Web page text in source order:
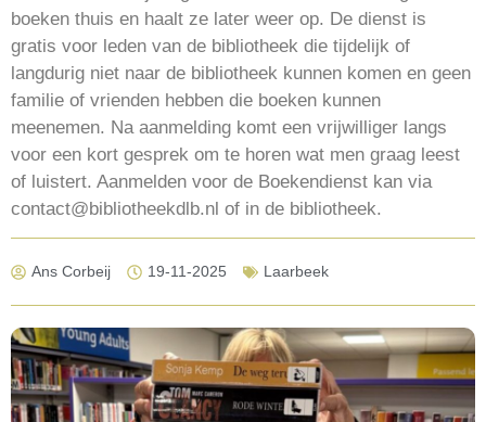
boeken thuis en haalt ze later weer op. De dienst is
gratis voor leden van de bibliotheek die tijdelijk of
langdurig niet naar de bibliotheek kunnen komen en geen
familie of vrienden hebben die boeken kunnen
meenemen. Na aanmelding komt een vrijwilliger langs
voor een kort gesprek om te horen wat men graag leest
of luistert. Aanmelden voor de Boekendienst kan via
contact@bibliotheekdlb.nl of in de bibliotheek.
Ans Corbeij 19-11-2025 Laarbeek